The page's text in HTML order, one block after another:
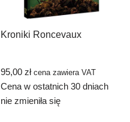
Kroniki Roncevaux
95,00zł cena zawiera VAT
Cena w ostatnich 30 dniach
nie zmieniła się